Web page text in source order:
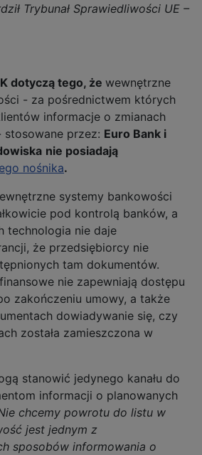
Trybunał Sprawiedliwości UE –
dotyczą tego, że wewnętrzne
- za pośrednictwem których
informacje o zmianach
przez: Euro Bank i
nie posiadają
nośnika.
systemy bankowości
pod kontrolą banków, a
technologia nie daje
że przedsiębiorcy nie
tam dokumentów.
nie zapewniają dostępu
zakończeniu umowy, a także
dowiadywanie się, czy
została zamieszczona w
stanowić jedynego kanału do
informacji o planowanych
chcemy powrotu do listu w
jest jednym z
sposobów informowania o